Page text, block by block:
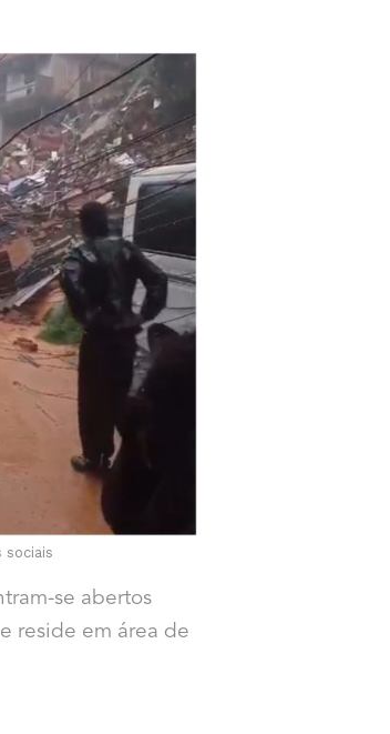
sociais
se abertos
reside em área de